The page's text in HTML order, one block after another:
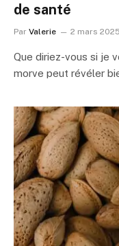
de santé
Par Valerie 2 mars 2025
Que diriez-vous si je
morve peut révéler